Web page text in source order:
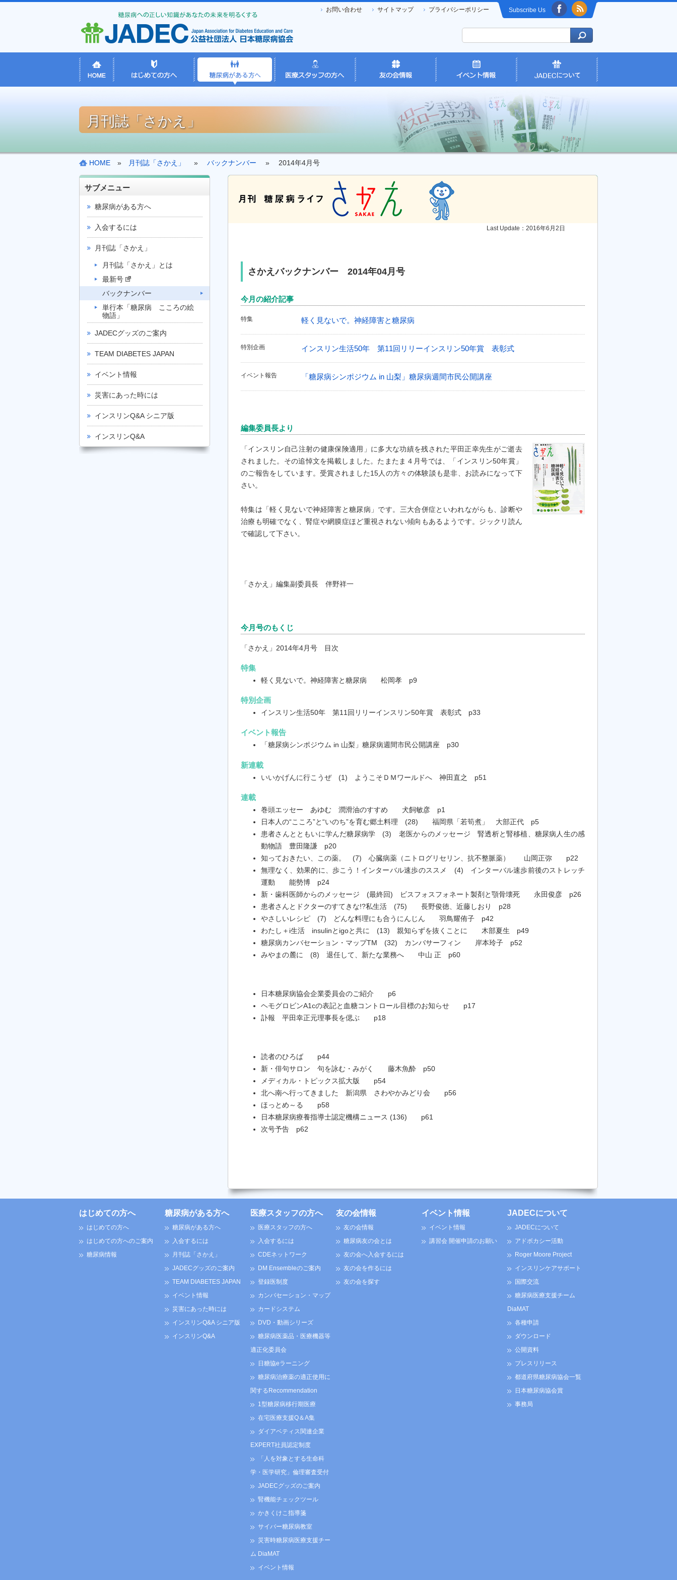
お問い合わせ サイトマップ プライバシーポリシー Subscribe Us
月刊誌「さかえ」
サブメニュー
糖尿病がある方へ
入会するには
月刊誌「さかえ」
月刊誌「さかえ」とは
最新号
バックナンバー
単行本「糖尿病 こころの絵
物語」
JADECグッズのご案内
TEAM DIABETES JAPAN
イベント情報
災害にあった時には
インスリンQ&A シニア版
インスリンQ&A
HOME » 月刊誌「さかえ」 » バックナンバー » 2014年4月号
Last Update：2016年6月2日
さかえバックナンバー 2014年04月号
今月の紹介記事
特集 軽く見ないで。神経障害と糖尿病
特別企画 インスリン生活50年 第11回リリーインスリン50年賞 表彰式
イベント報告 「糖尿病シンポジウム in 山梨」糖尿病週間市民公開講座
編集委員長より
「インスリン自己注射の健康保険適用」に多大な功績を残された平田正幸先生がご逝去
されました。その追悼文を掲載しました。たまたま４月号では、「インスリン50年賞」
のご報告をしています。受賞されました15人の方々の体験談も是非、お読みになって下
さい。
特集は「軽く見ないで神経障害と糖尿病」です。三大合併症といわれながらも、診断や
治療も明確でなく、腎症や網膜症ほど重視されない傾向もあるようです。ジックリ読ん
で確認して下さい。
「さかえ」編集副委員長 伴野祥一
今月号のもくじ
「さかえ」2014年4月号 目次
特集
軽く見ないで。神経障害と糖尿病 松岡孝 p9
特別企画
インスリン生活50年 第11回リリーインスリン50年賞 表彰式 p33
イベント報告
「糖尿病シンポジウム in 山梨」糖尿病週間市民公開講座 p30
新連載
いいかげんに行こうぜ (1) ようこそＤＭワールドへ 神田直之 p51
連載
巻頭エッセー あゆむ 潤滑油のすすめ 犬飼敏彦 p1
日本人の“こころ”と“いのち”を育む郷土料理 (28) 福岡県「若筍煮」 大部正代 p5
患者さんとともいに学んだ糖尿病学 (3) 老医からのメッセージ 腎透析と腎移植、糖尿病人生の感
動物語 豊田隆謙 p20
知っておきたい、この薬。 (7) 心臓病薬（ニトログリセリン、抗不整脈薬） 山岡正弥 p22
無理なく、効果的に、歩こう！インターバル速歩のススメ (4) インターバル速歩前後のストレッチ
運動 能勢博 p24
新・歯科医師からのメッセージ (最終回) ビスフォスフォネート製剤と顎骨壊死 永田俊彦 p26
患者さんとドクターのすてきな!?私生活 (75) 長野俊徳、近藤しおり p28
やさしいレシピ (7) どんな料理にも合うにんじん 羽鳥耀侑子 p42
わたし＋i生活 insulinとigoと共に (13) 親知らずを抜くことに 木部夏生 p49
糖尿病カンバセーション・マップTM (32) カンバサーフィン 岸本玲子 p52
みやまの麓に (8) 退任して、新たな業務へ 中山 正 p60
日本糖尿病協会企業委員会のご紹介 p6
ヘモグロビンA1cの表記と血糖コントロール目標のお知らせ p17
訃報 平田幸正元理事長を偲ぶ p18
読者のひろば p44
新・俳句サロン 句を詠む・みがく 藤木魚酔 p50
メディカル・トピックス拡大版 p54
北へ南へ行ってきました 新潟県 さわやかみどり会 p56
ほっとめ～る p58
日本糖尿病療養指導士認定機構ニュース (136) p61
次号予告 p62
はじめての方へ
はじめての方へ
はじめての方へのご案内
糖尿病情報
糖尿病がある方へ
糖尿病がある方へ
入会するには
月刊誌「さかえ」
JADECグッズのご案内
TEAM DIABETES JAPAN
イベント情報
災害にあった時には
インスリンQ&A シニア版
インスリンQ&A
医療スタッフの方へ
医療スタッフの方へ
入会するには
CDEネットワーク
DM Ensembleのご案内
登録医制度
カンバセーション・マップ
カードシステム
DVD・動画シリーズ
糖尿病医薬品・医療機器等
適正化委員会
日糖協eラーニング
糖尿病治療薬の適正使用に
関するRecommendation
1型糖尿病移行期医療
在宅医療支援Q＆A集
ダイアベティス関連企業
EXPERT社員認定制度
「人を対象とする生命科
学・医学研究」倫理審査受付
JADECグッズのご案内
腎機能チェックツール
かきくけこ指導箋
サイバー糖尿病教室
災害時糖尿病医療支援チー
ム DiaMAT
イベント情報
友の会情報
友の会情報
糖尿病友の会とは
友の会へ入会するには
友の会を作るには
友の会を探す
イベント情報
イベント情報
講習会 開催申請のお願い
JADECについて
JADECについて
アドボカシー活動
Roger Moore Project
インスリンケアサポート
国際交流
糖尿病医療支援チーム
DiaMAT
各種申請
ダウンロード
公開資料
プレスリリース
都道府県糖尿病協会一覧
日本糖尿病協会賞
事務局